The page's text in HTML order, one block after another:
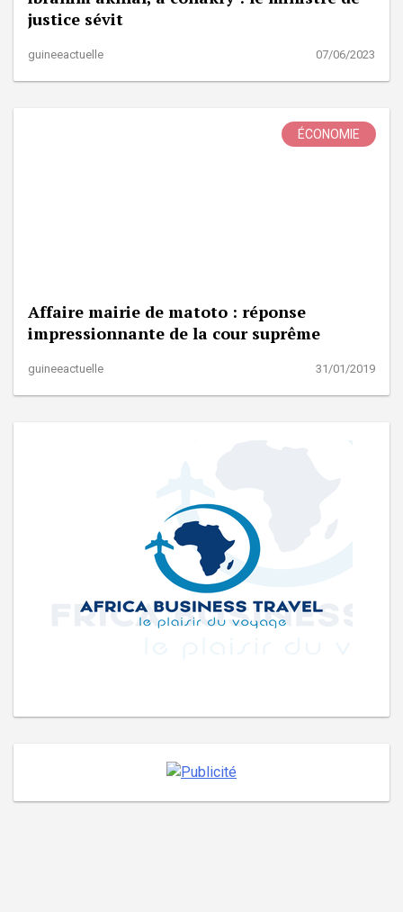
justice sévit
guineeactuelle 07/06/2023
ÉCONOMIE
Affaire mairie de matoto : réponse
impressionnante de la cour suprême
guineeactuelle 31/01/2019